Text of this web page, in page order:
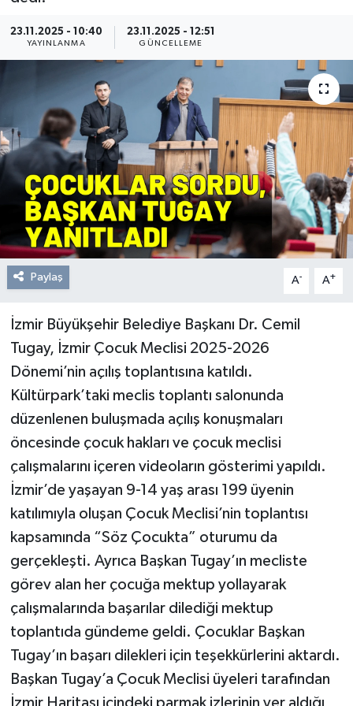
23.11.2025 - 10:40
YAYINLANMA
23.11.2025 - 12:51
GÜNCELLEME
Paylaş A- A+
İzmir Büyükşehir Belediye Başkanı Dr. Cemil
Tugay, İzmir Çocuk Meclisi 2025-2026
Dönemi’nin açılış toplantısına katıldı.
Kültürpark’taki meclis toplantı salonunda
düzenlenen buluşmada açılış konuşmaları
öncesinde çocuk hakları ve çocuk meclisi
çalışmalarını içeren videoların gösterimi yapıldı.
İzmir’de yaşayan 9-14 yaş arası 199 üyenin
katılımıyla oluşan Çocuk Meclisi’nin toplantısı
kapsamında “Söz Çocukta” oturumu da
gerçekleşti. Ayrıca Başkan Tugay’ın mecliste
görev alan her çocuğa mektup yollayarak
çalışmalarında başarılar dilediği mektup
toplantıda gündeme geldi. Çocuklar Başkan
Tugay’ın başarı dilekleri için teşekkürlerini aktardı.
Başkan Tugay’a Çocuk Meclisi üyeleri tarafından
İzmir Haritası içindeki parmak izlerinin yer aldığı
Resmi Reklam
Röportajlar